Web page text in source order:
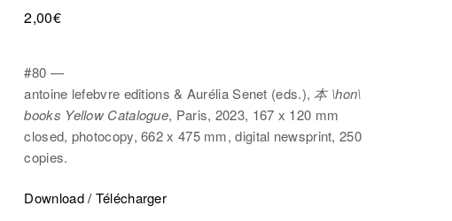
2,00€
#80 —
antoine lefebvre editions & Aurélia Senet (eds.), 本 \hon\
books Yellow Catalogue, Paris, 2023, 167 x 120 mm
closed, photocopy, 662 x 475 mm, digital newsprint, 250
copies.
Download / Télécharger